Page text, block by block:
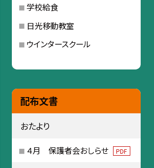
学校給食
日光移動教室
ウインタースクール
配布文書
おたより
４月 保護者会おしらせ PDF